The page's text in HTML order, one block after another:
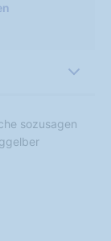
sozusagen